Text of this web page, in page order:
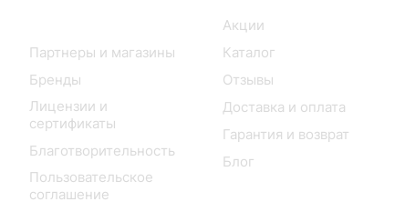
Партнеры и магазины
Бренды
Лицензии и
сертификаты
Благотворительность
Пользовательское
соглашение
Акции
Каталог
Отзывы
Доставка и оплата
Гарантия и возврат
Блог